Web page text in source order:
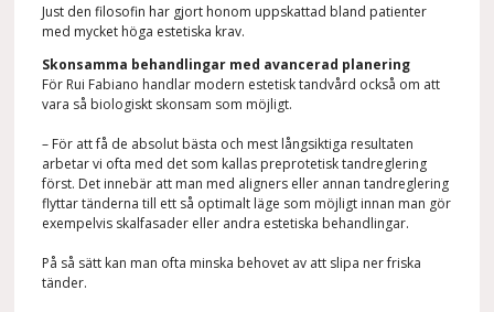
Just den filosofin har gjort honom uppskattad bland patienter
med mycket höga estetiska krav.
Skonsamma behandlingar med avancerad planering
För Rui Fabiano handlar modern estetisk tandvård också om att
vara så biologiskt skonsam som möjligt.
– För att få de absolut bästa och mest långsiktiga resultaten
arbetar vi ofta med det som kallas preprotetisk tandreglering
först. Det innebär att man med aligners eller annan tandreglering
flyttar tänderna till ett så optimalt läge som möjligt innan man gör
exempelvis skalfasader eller andra estetiska behandlingar.
På så sätt kan man ofta minska behovet av att slipa ner friska
tänder.